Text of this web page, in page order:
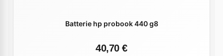
Batterie hp probook 440 g8
40,70 €